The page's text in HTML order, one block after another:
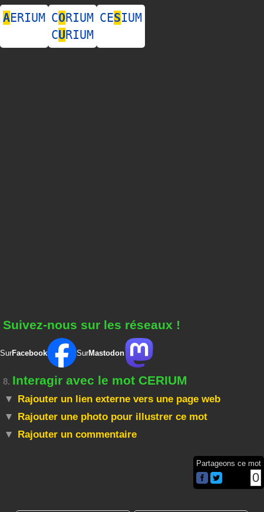
AERIUM CORIUM
CURIUM
CESIUM
Suivez-nous sur les réseaux !
SurFacebook SurMastodon
8. Interagir avec le mot CERIUM
Rajouter un lien externe vers une page web
Rajouter une photo pour illustrer ce mot
Rajouter un commentaire
Partageons ce mot
0